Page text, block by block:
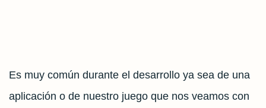
Es muy común durante el desarrollo ya sea de una
aplicación o de nuestro juego que nos veamos con